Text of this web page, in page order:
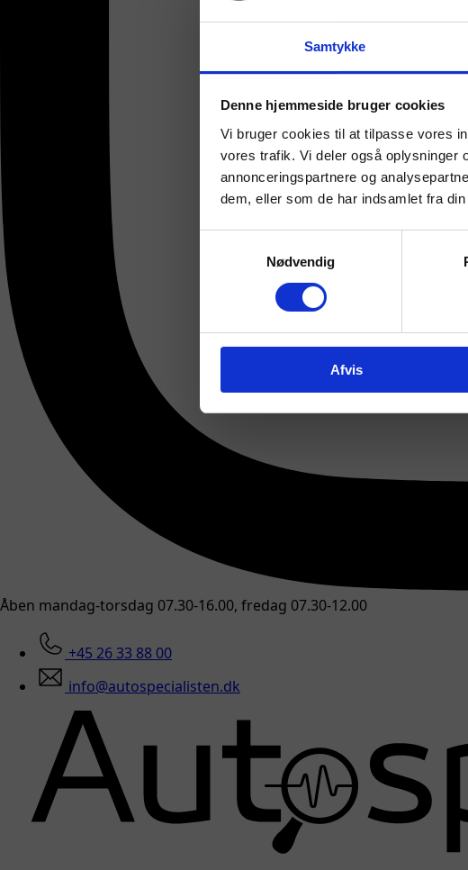
Samtykke
Denne hjemmeside bruger cookies
Vi bruger cookies til at tilpasse vores
vores trafik. Vi deler også oplysninger
annonceringspartnere og
dem, eller som de har indsamlet fra
Nødvendig
Afvis
Åben mandag-torsdag 07.30-16.00, fredag 07.30-12.00
+45 26 33 88 00
info@autospecialisten.dk